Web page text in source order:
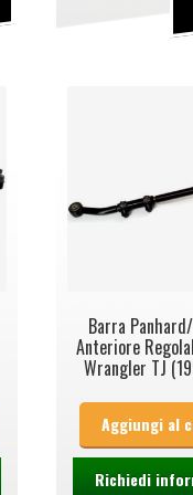
Barra
Anteriore
Wrangler TJ
Aggiungi al
Richiedi